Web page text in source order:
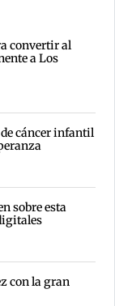
convertir al
a Los
cáncer infantil
sobre esta
con la gran